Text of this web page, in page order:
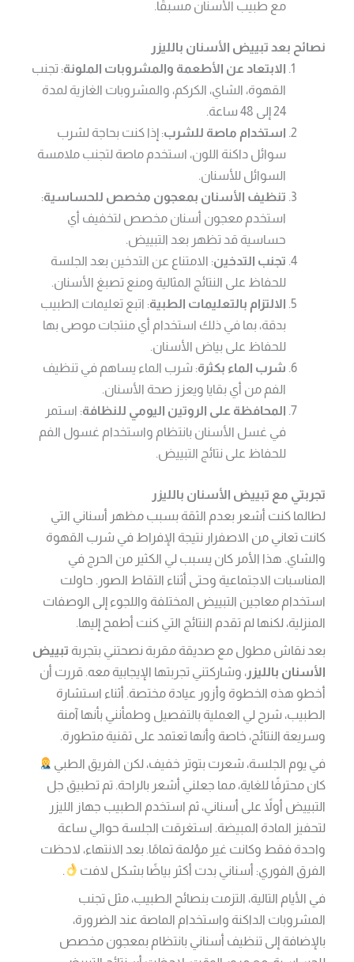
مع طبيب الأسنان مسبقًا.
نصائح بعد تبييض الأسنان بالليزر
الابتعاد عن الأطعمة والمشروبات الملونة: تجنب
القهوة، الشاي، الكركم، والمشروبات الغازية لمدة
24 إلى 48 ساعة.
استخدام ماصة للشرب: إذا كنت بحاجة لشرب
سوائل داكنة اللون، استخدم ماصة لتجنب ملامسة
السوائل للأسنان.
تنظيف الأسنان بمعجون مخصص للحساسية:
استخدم معجون أسنان مخصص لتخفيف أي
حساسية قد تظهر بعد التبييض.
تجنب التدخين: الامتناع عن التدخين بعد الجلسة
للحفاظ على النتائج المثالية ومنع تصبغ الأسنان.
الالتزام بالتعليمات الطبية: اتبع تعليمات الطبيب
بدقة، بما في ذلك استخدام أي منتجات موصى بها
للحفاظ على بياض الأسنان.
شرب الماء بكثرة: شرب الماء يساهم في تنظيف
الفم من أي بقايا ويعزز صحة الأسنان.
المحافظة على الروتين اليومي للنظافة: استمر
في غسل الأسنان بانتظام واستخدام غسول الفم
للحفاظ على نتائج التبييض.
تجربتي مع تبييض الأسنان بالليزر
لطالما كنت أشعر بعدم الثقة بسبب مظهر أسناني التي
كانت تعاني من الاصفرار نتيجة الإفراط في شرب القهوة
والشاي. هذا الأمر كان يسبب لي الكثير من الحرج في
المناسبات الاجتماعية وحتى أثناء التقاط الصور. حاولت
استخدام معاجين التبييض المختلفة واللجوء إلى الوصفات
المنزلية، لكنها لم تقدم النتائج التي كنت أطمح إليها.
بعد نقاش مطول مع صديقة مقربة نصحتني بتجربة تبييض
الأسنان بالليزر، وشاركتني تجربتها الإيجابية معه. قررت أن
أخطو هذه الخطوة وأزور عيادة مختصة. أثناء استشارة
الطبيب، شرح لي العملية بالتفصيل وطمأنني بأنها آمنة
وسريعة النتائج، خاصة وأنها تعتمد على تقنية متطورة.
في يوم الجلسة، شعرت بتوتر خفيف، لكن الفريق الطبي
كان محترفًا للغاية، مما جعلني أشعر بالراحة. تم تطبيق جل
التبييض أولاً على أسناني، ثم استخدم الطبيب جهاز الليزر
لتحفيز المادة المبيضة. استغرقت الجلسة حوالي ساعة
واحدة فقط وكانت غير مؤلمة تمامًا. بعد الانتهاء، لاحظت
الفرق الفوري: أسناني بدت أكثر بياضًا بشكل لافت
.
في الأيام التالية، التزمت بنصائح الطبيب، مثل تجنب
المشروبات الداكنة واستخدام الماصة عند الضرورة،
بالإضافة إلى تنظيف أسناني بانتظام بمعجون مخصص